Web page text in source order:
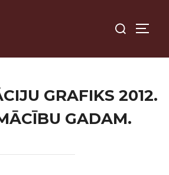
for:
GRAFIKS 2012.
GADAM.